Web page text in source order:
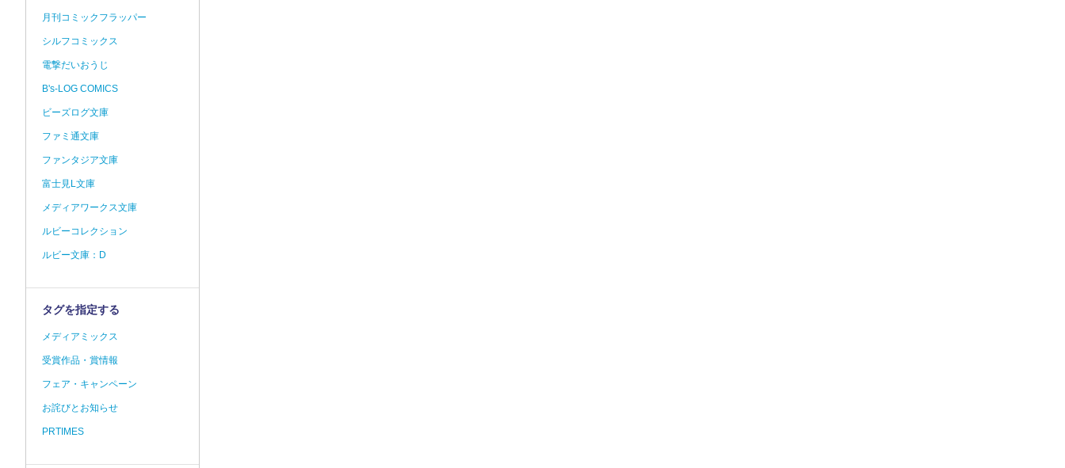
月刊コミックフラッパー
シルフコミックス
電撃だいおうじ
B's-LOG COMICS
ビーズログ文庫
ファミ通文庫
ファンタジア文庫
富士見L文庫
メディアワークス文庫
ルビーコレクション
ルビー文庫：D
タグを指定する
メディアミックス
受賞作品・賞情報
フェア・キャンペーン
お詫びとお知らせ
PRTIMES